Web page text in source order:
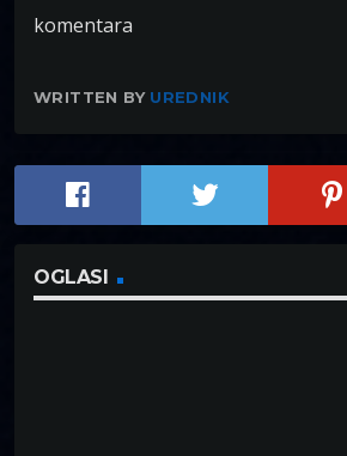
komentara
WRITTEN BY UREDNIK
OGLASI